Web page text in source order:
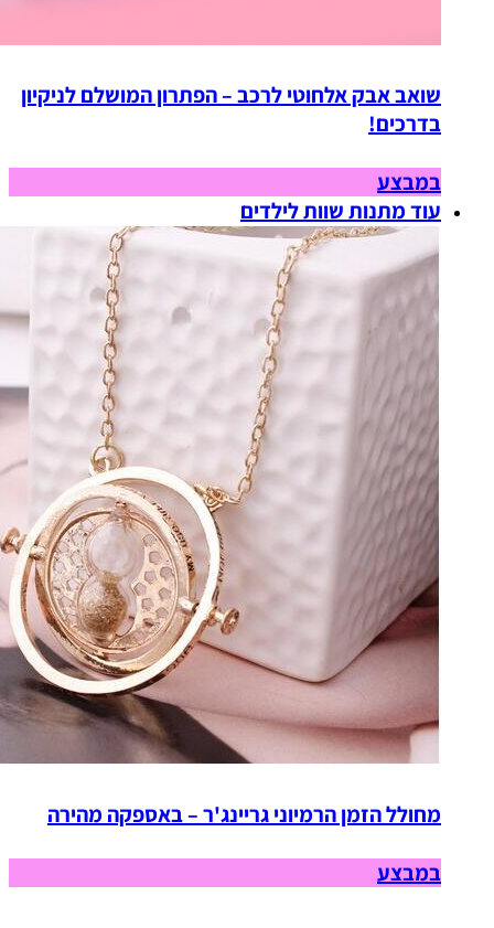
שואב אבק אלחוטי לרכב – הפתרון המושלם לניקיון
בדרכים!
במבצע
עוד מתנות שוות לילדים
מחולל הזמן הרמיוני גריינג'ר – באספקה מהירה
במבצע